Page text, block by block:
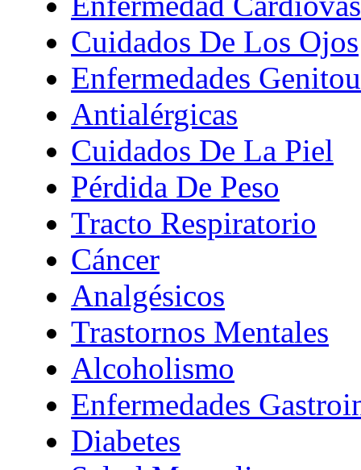
Cuidados De Los Ojos
Enfermedades
Antialérgicas
Cuidados De La Piel
Pérdida De Peso
Tracto Respiratorio
Cáncer
Analgésicos
Trastornos Mentales
Alcoholismo
Enfermedades
Diabetes